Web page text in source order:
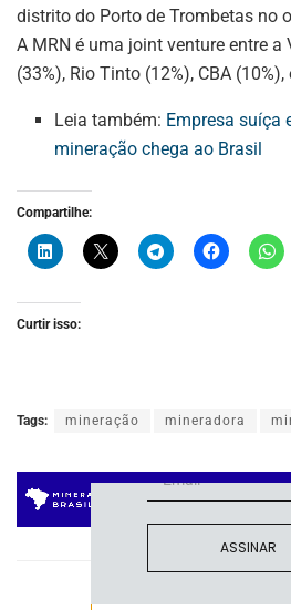
distrito do Porto de Trombetas no
A MRN é uma joint venture entre a
(33%), Rio Tinto (12%), CBA (10%),
Leia também: Empresa suíça
mineração chega ao Brasil
Compartilhe:
Curtir isso:
Tags: mineração mineradora
notíciase inovações do
ASSINAR